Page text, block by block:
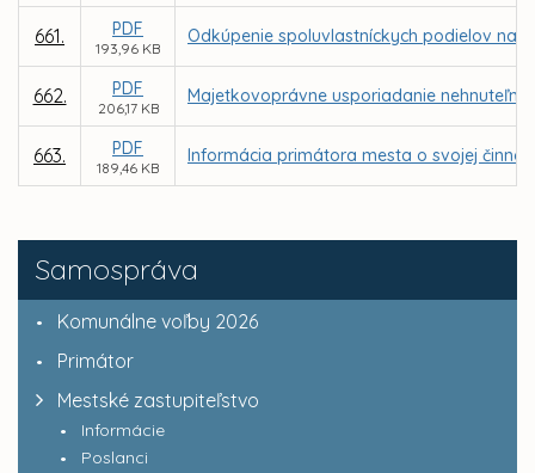
Samospráva
Komunálne voľby 2026
Primátor
Mestské zastupiteľstvo
Informácie
Poslanci
661. PDF
193,96 KB
Odkúpenie spoluvlastníckych podielov na
662. PDF
206,17 KB
Majetkovoprávne usporiadanie
663. PDF
189,46 KB
Informácia primátora mesta o svojej